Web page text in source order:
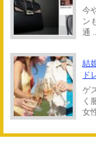
今
ン
通 ...
結
ド
ゲ
く
女